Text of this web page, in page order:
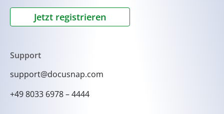
Jetzt registrieren
Support
support@docusnap.com
+49 8033 6978 – 4444